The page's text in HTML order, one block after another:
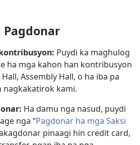
Pagdonar
Puydi ka maghulog
ha mga kahon han kontribusyon
Assembly Hall, o ha iba pa
nagkakatirok kami.
Ha damu nga nasud, puydi
nga “Pagdonar ha mga Saksi
pinaagi hin credit card,